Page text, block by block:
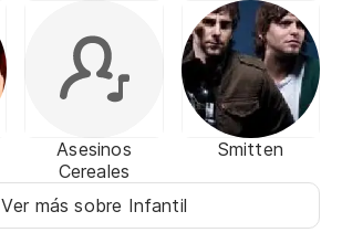
Asesinos
Cereales
Smitten
Ver más sobre Infantil